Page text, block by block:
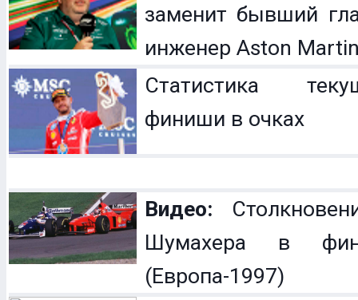
заменит бывший
инженер Aston
Статистика
финиши в очках
Видео:
Шумахера в
(Европа-1997)